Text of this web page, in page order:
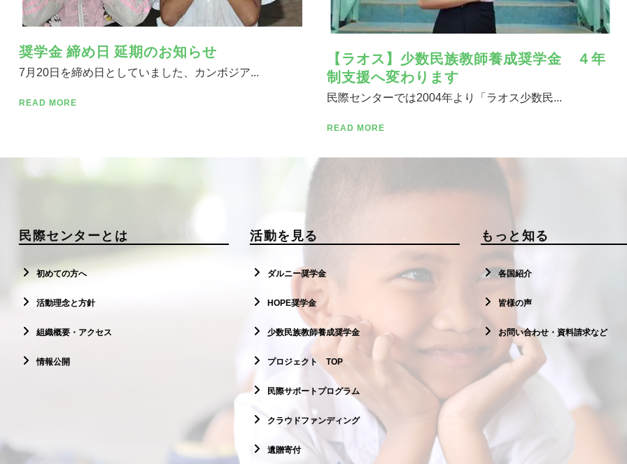
奨学金 締め日 延期のお知らせ
7月20日を締め日としていました、カンボジア...
READ MORE
【ラオス】少数民族教師養成奨学金 ４年
制支援へ変わります
民際センターでは2004年より「ラオス少数民...
READ MORE
民際センターとは
初めての方へ
活動理念と方針
組織概要・アクセス
情報公開
活動を見る
ダルニー奨学金
HOPE奨学金
少数民族教師養成奨学金
プロジェクト TOP
民際サポートプログラム
クラウドファンディング
遺贈寄付
もっと知る
各国紹介
皆様の声
お問い合わせ・資料請求など